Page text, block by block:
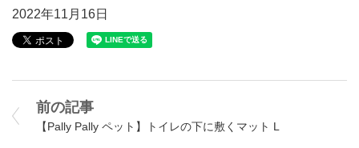
2022年11月16日
前の記事
【Pally Pally ペット】トイレの下に敷くマット L